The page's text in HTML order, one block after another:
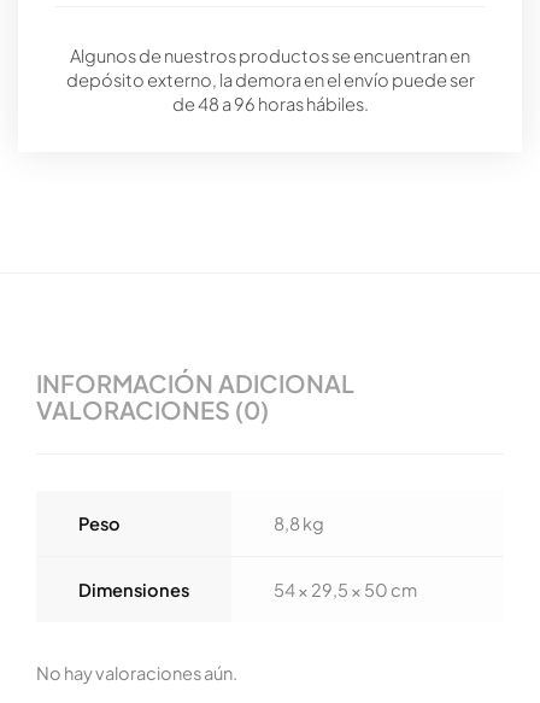
Algunos de nuestros productos se encuentran en
depósito externo, la demora en el envío puede ser
de 48 a 96 horas hábiles.
INFORMACIÓN ADICIONAL
VALORACIONES (0)
Peso 8,8 kg
Dimensiones 54 × 29,5 × 50 cm
No hay valoraciones aún.